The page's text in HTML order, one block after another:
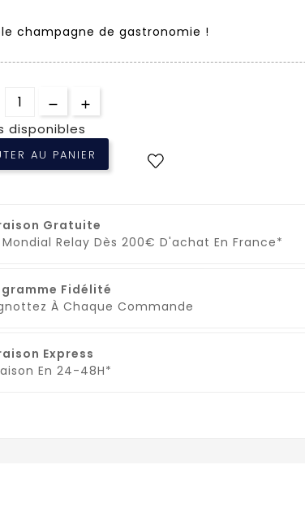
champagne de gastronomie !
disponibles
AU PANIER
Gratuite
Mondial Relay Dès 200€ D'achat En France*
Fidélité
À Chaque Commande
Express
En 24-48H*